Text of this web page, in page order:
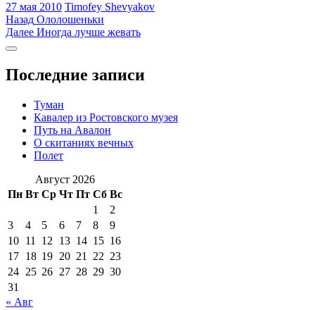
27 мая 2010 Timofey Shevyakov
Навигация
по
Назад Предыдущая
запись:
Ололошеньки
Далее Следующая
Иногда лучше жевать
Боковая
Последние записи
Туман
Кавалер из Ростовского музея
Путь на Авалон
О скитаниях вечных
Полет
Август 2026
Пн Вт Ср Чт Пт Сб Вс
1
2
3
4 5 6 7 8
9
10 11 12 13 14 15 16
17 18 19 20 21 22 23
24 25 26 27 28 29 30
31
« Авг